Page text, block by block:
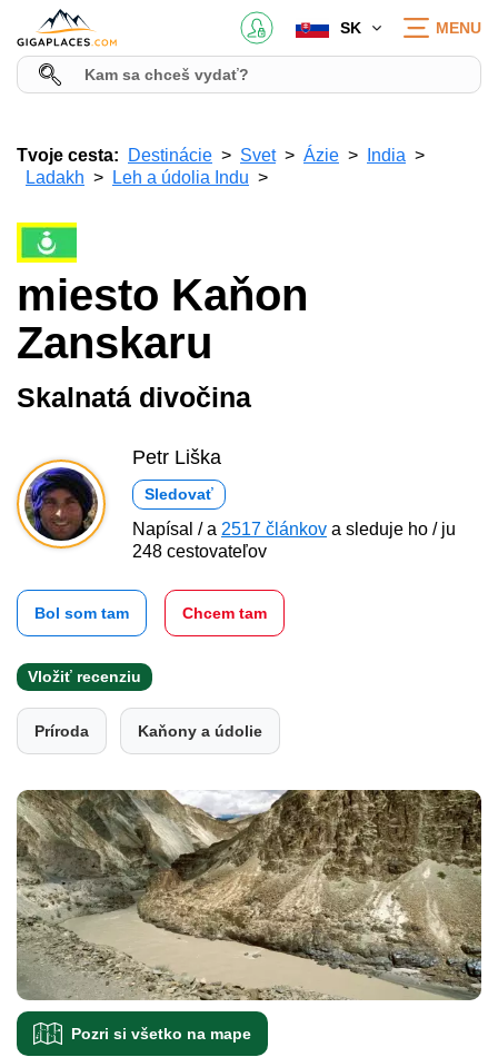
SK MENU
Tvoje cesta: Destinácie Svet Ázie
India
Ladakh
Leh a údolia Indu
miesto Kaňon
Zanskaru
Skalnatá divočina
Petr Liška
Sledovať
Napísal / a 2517 článkov a sleduje ho / ju
248 cestovateľov
Bol som tam Chcem tam
Vložiť recenziu
Príroda Kaňony a údolie
Pozri si všetko na mape